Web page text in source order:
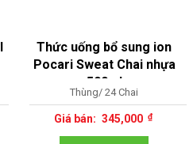
Thức uống bổ sung ion
Pocari Sweat Chai nhựa
500ml
Thùng/ 24 Chai
345,000